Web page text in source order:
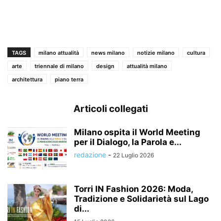
TAGS milano attualità news milano notizie milano
cultura
arte
triennale di milano design
attualità milano
architettura
piano terra
Articoli collegati
Milano ospita il World Meeting
per il Dialogo, la Parola e...
redazione - 22 Luglio 2026
Torri IN Fashion 2026: Moda,
Tradizione e Solidarietà sul Lago
di...